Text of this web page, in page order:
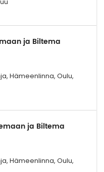
ja Biltema
Hämeenlinna, Oulu,
ja Biltema
Hämeenlinna, Oulu,